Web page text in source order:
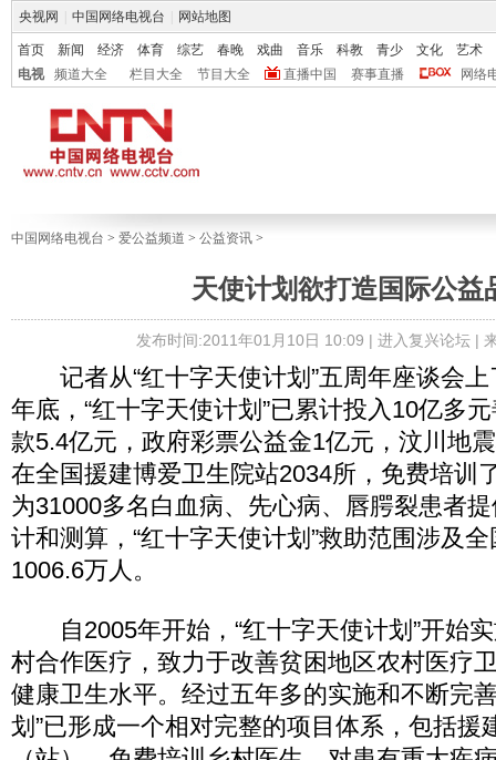
央视网 中国网络电视台 网站地图
首页 新闻 经济 体育 综艺 春晚 戏曲 音乐 科教 青少 文化
艺术
电视
频道大全 栏目大全 节目大全 直播中国 赛事直播 网络
中国网络电视台 > 爱公益频道 > 公益资讯 >
天使计划欲打造国际公益
发布时间:2011年01月10日 10:09 | 进入复兴论坛|
记者从“红十字天使计划”五周年座谈会上
年底，“红十字天使计划”已累计投入10亿多
款5.4亿元，政府彩票公益金1亿元，汶川地
在全国援建博爱卫生院站2034所，免费培训
为31000多名白血病、先心病、唇腭裂患者
计和测算，“红十字天使计划”救助范围涉及
1006.6万人。
自2005年开始，“红十字天使计划”开始
村合作医疗，致力于改善贫困地区农村医疗
健康卫生水平。经过五年多的实施和不断完
划”已形成一个相对完整的项目体系，包括援